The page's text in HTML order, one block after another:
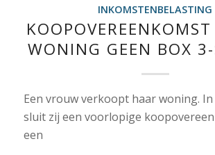
INKOMSTENBELASTING
WONING GEEN BOX
Een vrouw verkoopt haar woning.
sluit zij een voorlopige
een